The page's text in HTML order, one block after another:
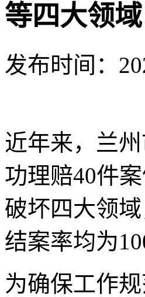
等四大领域
发布时间：
近年来，兰
功理赔40件
破坏四大领
结案率均为
为确保工作